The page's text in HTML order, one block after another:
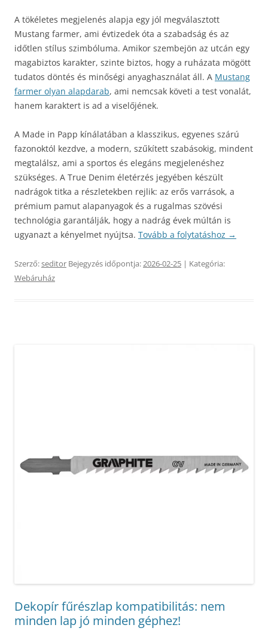
A tökéletes megjelenés alapja egy jól megválasztott
Mustang farmer, ami évtizedek óta a szabadság és az
időtlen stílus szimbóluma. Amikor szembejön az utcán egy
magabiztos karakter, szinte biztos, hogy a ruházata mögött
tudatos döntés és minőségi anyaghasználat áll. A Mustang
farmer olyan alapdarab, ami nemcsak követi a test vonalát,
hanem karaktert is ad a viselőjének.
A Made in Papp kínálatában a klasszikus, egyenes szárú
fazonoktól kezdve, a modern, szűkített szabásokig, mindent
megtalálsz, ami a sportos és elegáns megjelenéshez
szükséges. A True Denim életérzés jegyében készült
nadrágok titka a részletekben rejlik: az erős varrások, a
prémium pamut alapanyagok és a rugalmas szövési
technológia garantálják, hogy a nadrág évek múltán is
ugyanazt a kényelmet nyújtsa. Tovább a folytatáshoz →
Szerző:seditor Bejegyzés időpontja:2026-02-25 | Kategória:
Webáruház
Dekopír fűrészlap kompatibilitás: nem
minden lap jó minden géphez!